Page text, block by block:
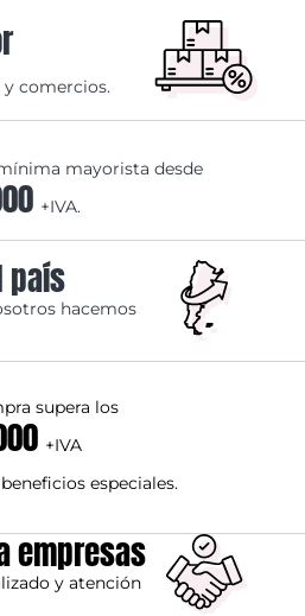
y comercios.
mayorista desde
+IVA.
país
hacemos
supera los
+IVA
especiales.
empresas
y atención